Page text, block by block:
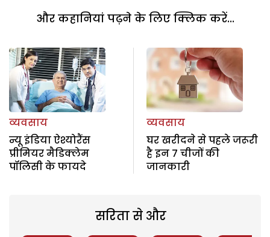
और कहानियां पढ़ने के लिए क्लिक करें...
व्यवसाय
न्यू इंडिया ऐश्योरैंस
प्रीमियर मैडिक्लेम
पॉलिसी के फायदे
व्यवसाय
घर खरीदने से पहले जरूरी
है इन 7 चीजों की
जानकारी
सरिता से और